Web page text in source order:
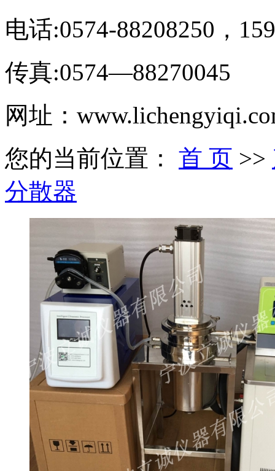
电话:0574-88208250，
传真:0574—88270045
网址：
您的当前位置： 首 页 >>
分散器